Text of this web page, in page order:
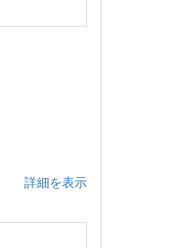
詳細を表示